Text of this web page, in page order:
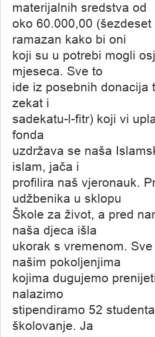
materijalnih sredstva od
oko 60.000,00
ramazan kako bi oni
koji su u potrebi mogli
mjeseca. Sve to
ide iz posebnih donacija
zekat i
sadekatu-l-fitr) koji vi
fonda
uzdržava se naša
islam, jača i
profilira naš vjeronauk.
udžbenika u sklopu
Škole za život, a pred
naša djeca išla
ukorak s vremenom.
našim pokoljenjima
kojima dugujemo
nalazimo
stipendiramo 52
školovanje. Ja